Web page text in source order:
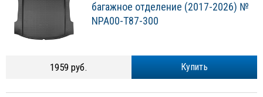
багажное отделение (2017-2026) №
NPA00-T87-300
Купить
1959 руб.